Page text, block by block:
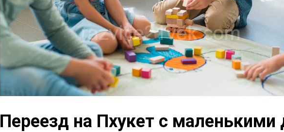
Переезд на Пхукет с маленькими